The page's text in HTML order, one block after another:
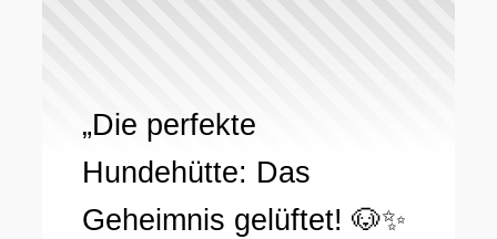
„Die perfekte
Hundehütte: Das
Geheimnis gelüftet! 🐶✨